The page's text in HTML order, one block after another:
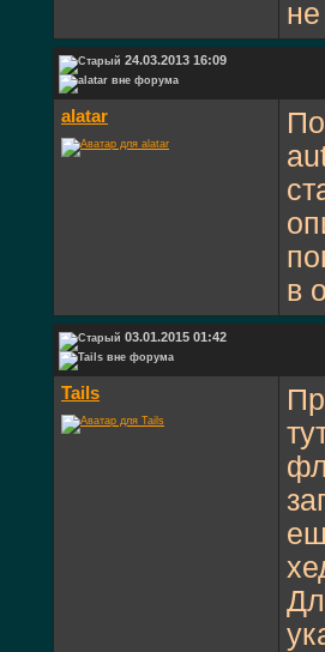
24.03.2013 16:09
alatar
в
03.01.2015 01:42
Tails